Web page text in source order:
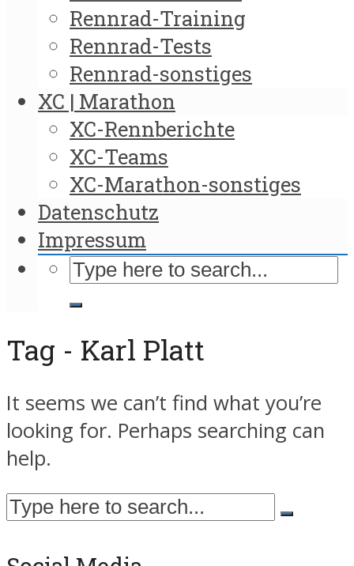
Rennrad-Training
Rennrad-Tests
Rennrad-sonstiges
XC | Marathon
XC-Rennberichte
XC-Teams
XC-Marathon-sonstiges
Datenschutz
Impressum
Tag - Karl Platt
It seems we can’t find what you’re
looking for. Perhaps searching can
help.